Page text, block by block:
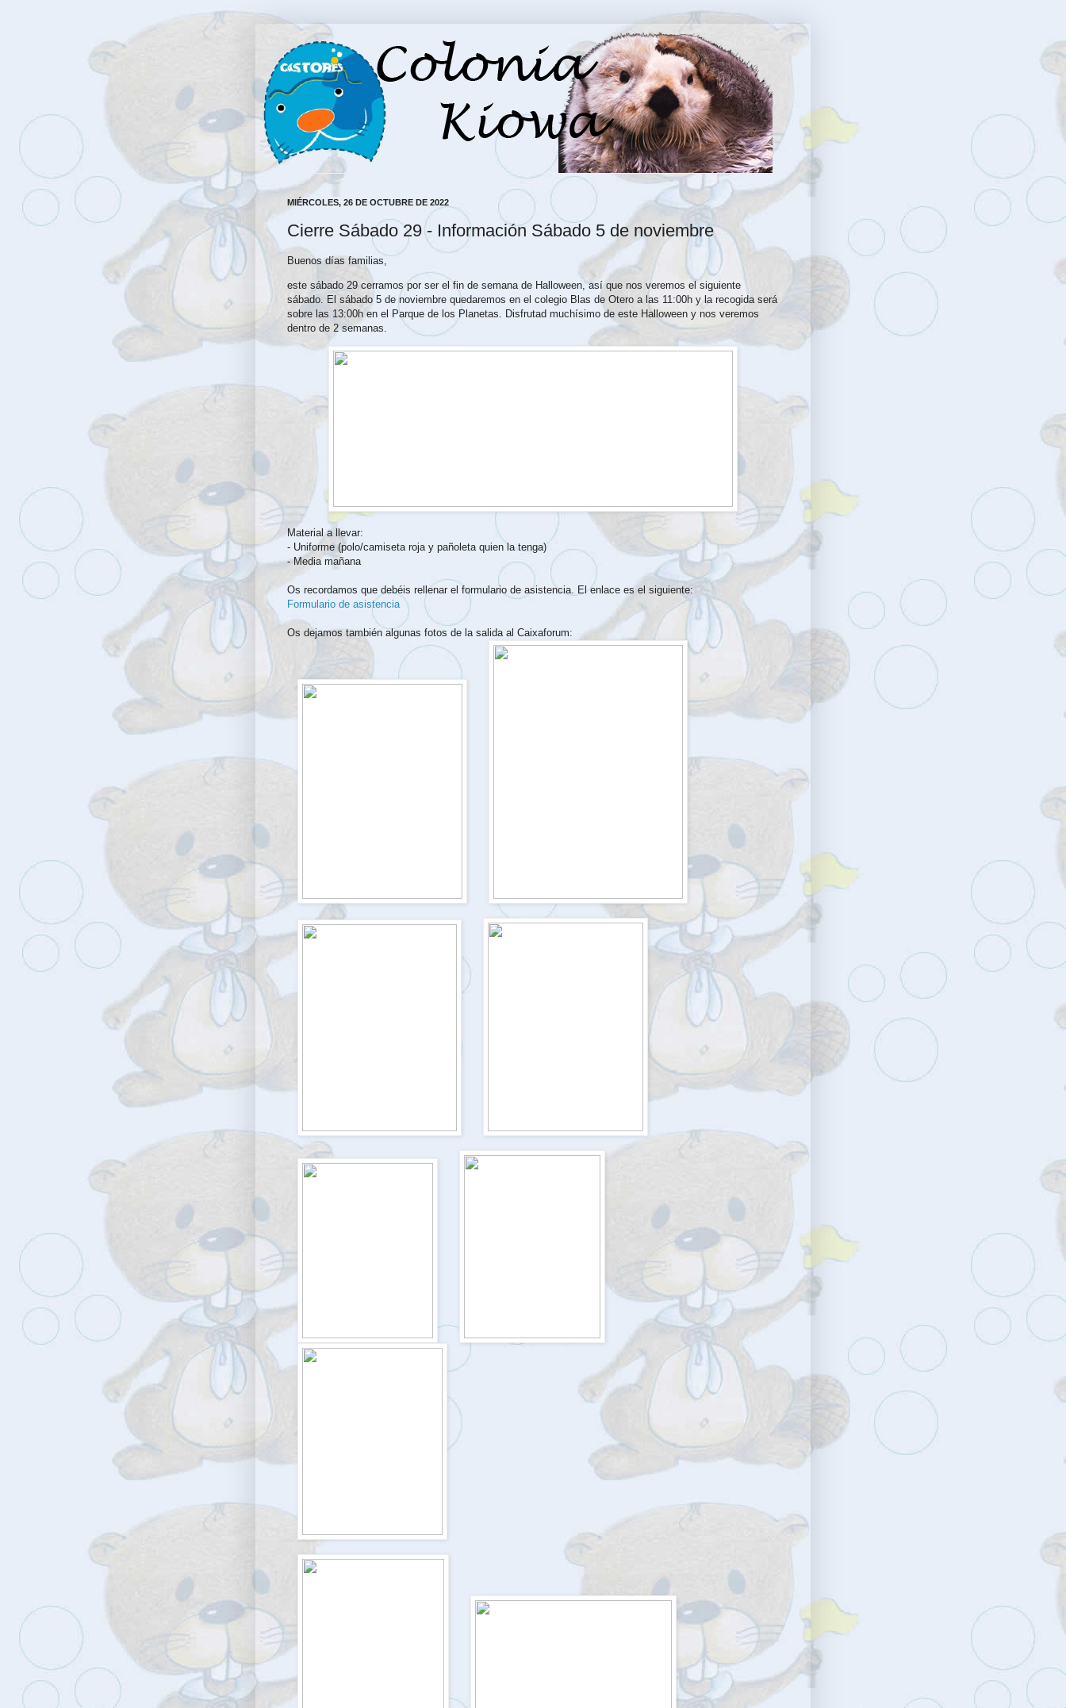
MIÉRCOLES, 26 DE OCTUBRE DE 2022
Cierre Sábado 29 - Información Sábado 5 de noviembre
Buenos días familias,
este sábado 29 cerramos por ser el fin de semana de Halloween, así que nos veremos el siguiente
sábado. El sábado 5 de noviembre quedaremos en el colegio Blas de Otero a las 11:00h y la recogida será
sobre las 13:00h en el Parque de los Planetas. Disfrutad muchísimo de este Halloween y nos veremos
dentro de 2 semanas.
Material a llevar:
- Uniforme (polo/camiseta roja y pañoleta quien la tenga)
- Media mañana
Os recordamos que debéis rellenar el formulario de asistencia. El enlace es el siguiente:
Formulario de asistencia
Os dejamos también algunas fotos de la salida al Caixaforum: